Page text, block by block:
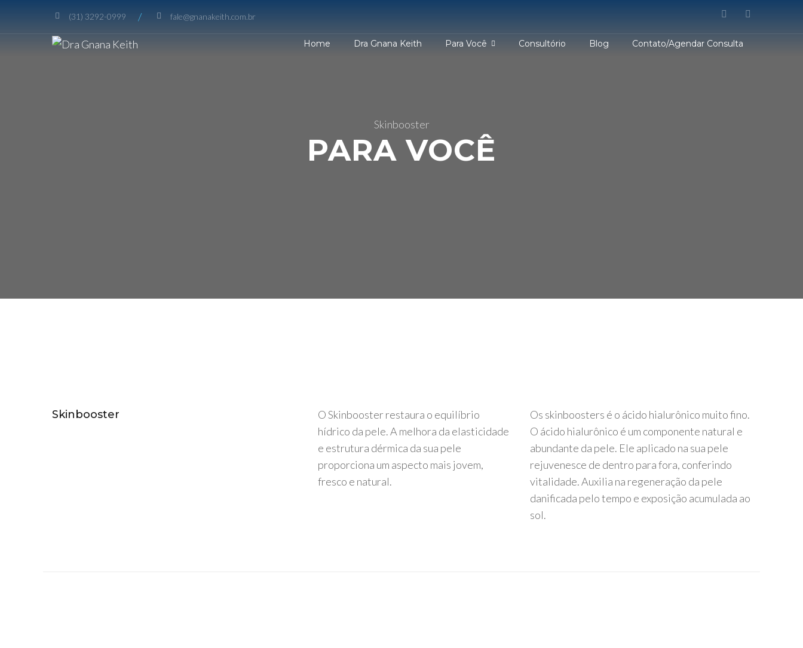
(31) 3292-0999 / fale@gnanakeith.com.br
Home Dra Gnana Keith Para Você Consultório Blog Contato/Agendar Consulta
Skinbooster
PARA VOCÊ
Skinbooster
O Skinbooster restaura o equilíbrio
hídrico da pele. A melhora da elasticidade
e estrutura dérmica da sua pele
proporciona um aspecto mais jovem,
fresco e natural.
Os skinboosters é o ácido hialurônico muito fino.
O ácido hialurônico é um componente natural e
abundante da pele. Ele aplicado na sua pele
rejuvenesce de dentro para fora, conferindo
vitalidade. Auxilia na regeneração da pele
danificada pelo tempo e exposição acumulada ao
sol.